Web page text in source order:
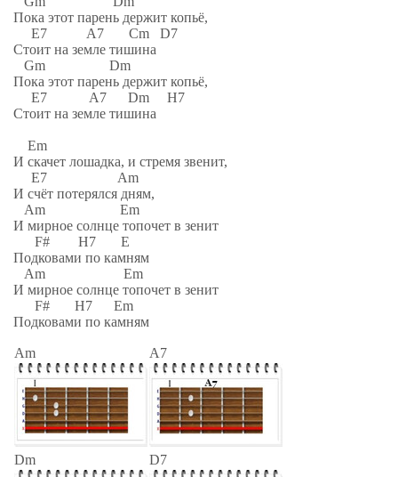
Пока этот парень держит копьё,
E7 A7 Cm D7
Стоит на земле тишина
Gm Dm
Пока этот парень держит копьё,
E7 A7 Dm H7
Стоит на земле тишина
Em
И скачет лошадка, и стремя звенит,
E7 Am
И счёт потерялся дням,
Am Em
И мирное солнце топочет в зенит
F# H7 E
Подковами по камням
Am Em
И мирное солнце топочет в зенит
F# H7 Em
Подковами по камням
Am A7
Dm D7